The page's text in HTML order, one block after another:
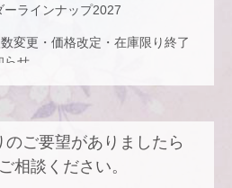
ーラインナップ2027
変更・価格改定・在庫限り終了
らせ
内】派手すぎないがちょうどい
透ける、和紙の扇子
のご要望がありましたら
相談ください。